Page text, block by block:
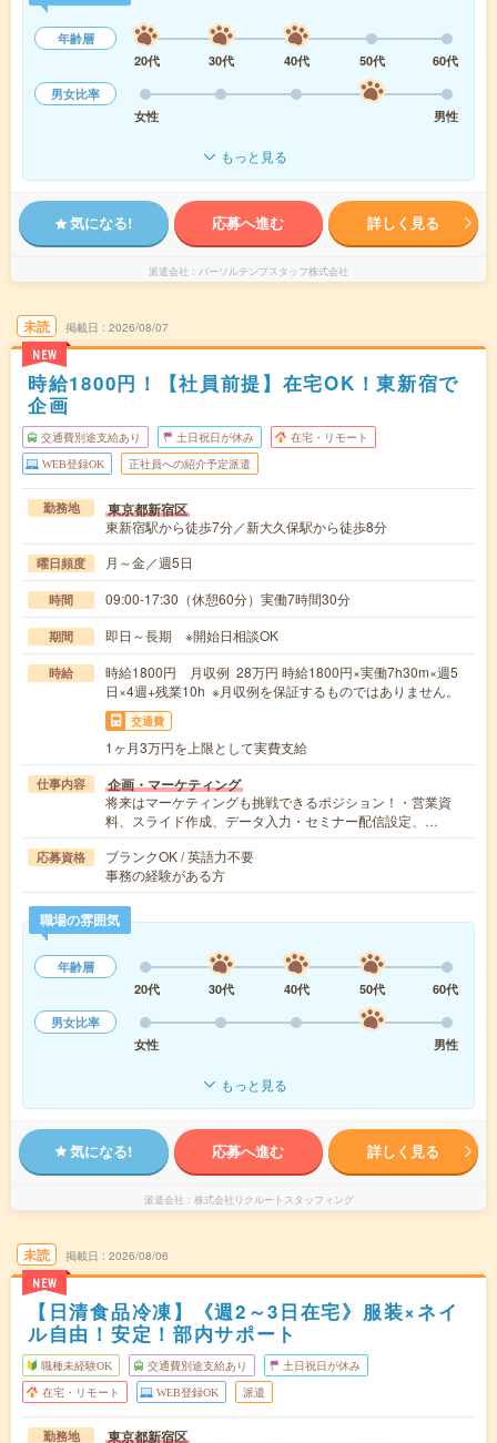
年齢層
20代
30代 40代 50代
60代
男女比率
女性
男性
もっと見る
気になる! 応募へ進む 詳しく見る
派遣会社 パーソルテンプスタッフ株式会社
未読
NEW
掲載日 2026/08/07
時給1800円！【社員前提】在宅OK！東新宿で
企画
交通費別途支給あり 土日祝日が休み 在宅・リモート
WEB登録OK 正社員への紹介予定派遣
勤務地 東京都新宿区
東新宿駅から徒歩7分／新大久保駅から徒歩8分
曜日頻度 月～金／週5日
時間 09:00-17:30（休憩60分）実働7時間30分
期間 即日～長期 ※開始日相談OK
時給
時給1800円 月収例 28万円 時給1800円×実働7h30m×週5
日×4週+残業10h ※月収例を保証するものではありません。
交通費
1ヶ月3万円を上限として実費支給
仕事内容 企画・マーケティング
将来はマーケティングも挑戦できるポジション！・営業資
料、スライド作成、データ入力・セミナー配信設定、…
応募資格
ブランクOK / 英語力不要
事務の経験がある方
職場の雰囲気
年齢層
20代
30代 40代 50代
60代
男女比率
女性
男性
もっと見る
気になる! 応募へ進む 詳しく見る
派遣会社 株式会社リクルートスタッフィング
未読
NEW
掲載日 2026/08/06
【日清食品冷凍】《週2～3日在宅》服装×ネイ
ル自由！安定！部内サポート
職種未経験OK 交通費別途支給あり 土日祝日が休み
在宅・リモート WEB登録OK 派遣
勤務地 東京都新宿区